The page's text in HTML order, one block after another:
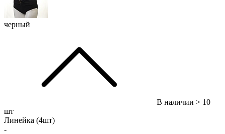
черный
В наличии > 10
шт
Линейка (4шт)
-